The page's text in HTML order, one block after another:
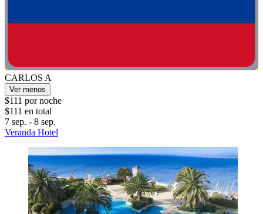
CARLOS A
Ver menos
$111 por noche
$111 en total
7 sep. - 8 sep.
Veranda Hotel